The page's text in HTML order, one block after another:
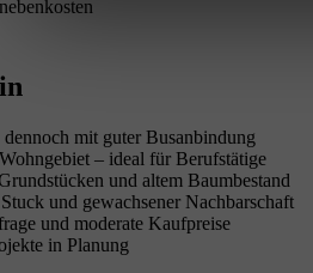
mit guter Busanbindung
– ideal für Berufstätige
und altem Baumbestand
und gewachsener Nachbarschaft
und moderate Kaufpreise
in Planung